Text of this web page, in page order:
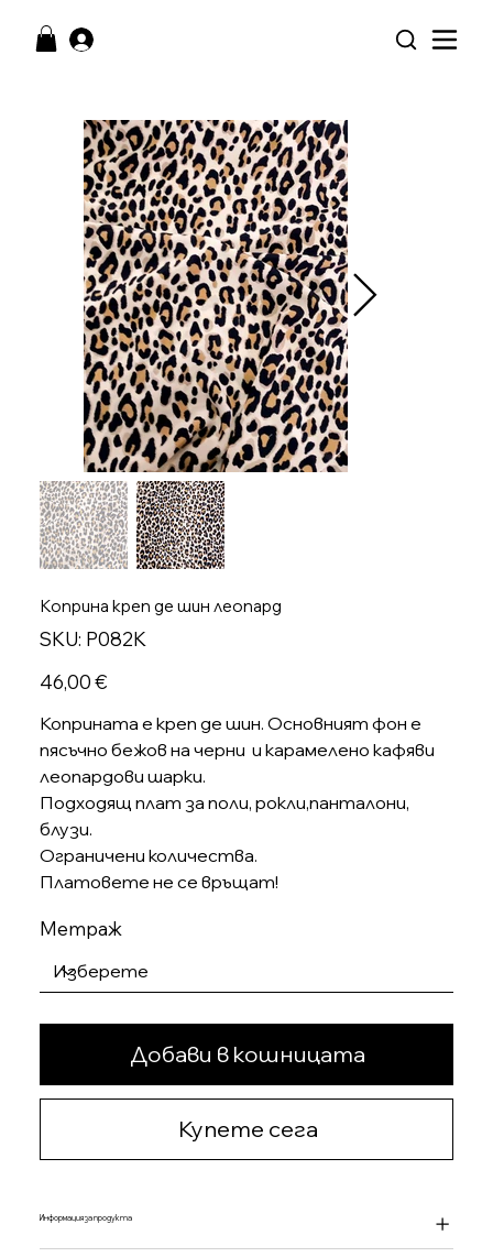
Коприна креп де шин леопард
SKU: SKU
P082K
P082K
Цена
46,00 €
Коприната е креп де шин. Основният фон е
пясъчно бежов на черни и карамелено кафяви
леопардови шарки.
Подходящ плат за поли, рокли,панталони,
блузи.
Ограничени количества.
Платовете не се връщат!
Метраж
Добави в кошницата
Купете сега
Информация за продукта